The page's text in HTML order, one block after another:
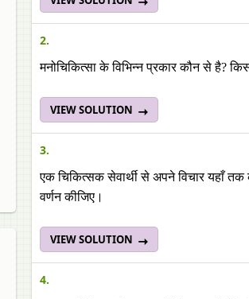
2.
मनोचिकित्सा के विभिन्न प्रकार कौन से है?
VIEW SOLUTION
3.
एक चिकित्सक सेवार्थी से अपने विचार यहाँ
वर्णन कीजिए।
VIEW SOLUTION
4.